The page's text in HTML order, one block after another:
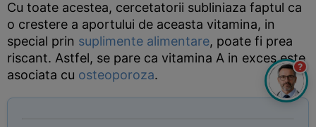
Cu toate acestea, cercetatorii subliniaza faptul ca
o crestere a aportului de aceasta vitamina, in
special prin suplimente alimentare, poate fi prea
riscant. Astfel, se pare ca vitamina A in exces este
asociata cu osteoporoza.
?